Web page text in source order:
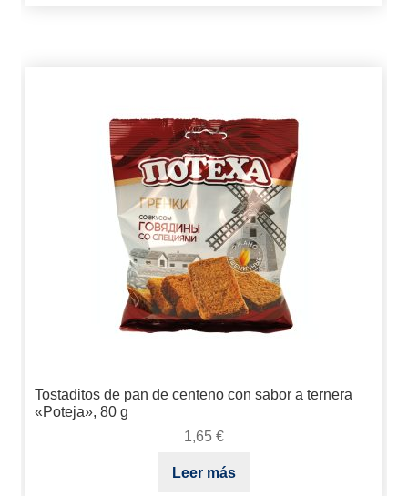
Tostaditos de pan de centeno con sabor a ternera
«Poteja», 80 g
1,65 €
Leer más